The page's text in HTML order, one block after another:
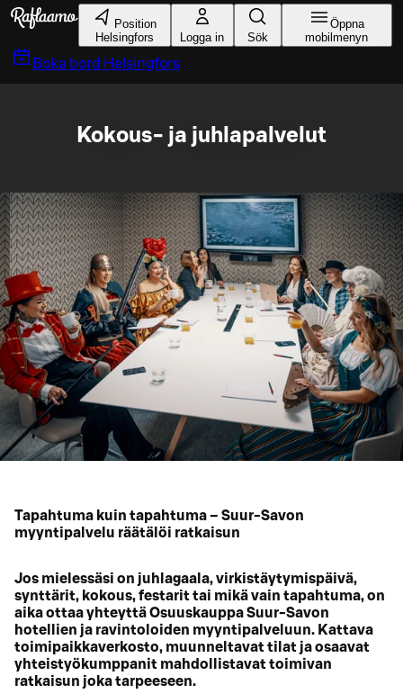
Gå till huvudinnehållet
Position
Helsingfors
Logga in Sök
Öppna
mobilmenyn
Boka bord Helsingfors
Kokous- ja juhlapalvelut
Tapahtuma kuin tapahtuma – Suur-Savon
myyntipalvelu räätälöi ratkaisun
Jos mielessäsi on juhlagaala, virkistäytymispäivä,
synttärit, kokous, festarit tai mikä vain tapahtuma, on
aika ottaa yhteyttä Osuuskauppa Suur-Savon
hotellien ja ravintoloiden myyntipalveluun. Kattava
toimipaikkaverkosto, muunneltavat tilat ja osaavat
yhteistyökumppanit mahdollistavat toimivan
ratkaisun joka tarpeeseen.